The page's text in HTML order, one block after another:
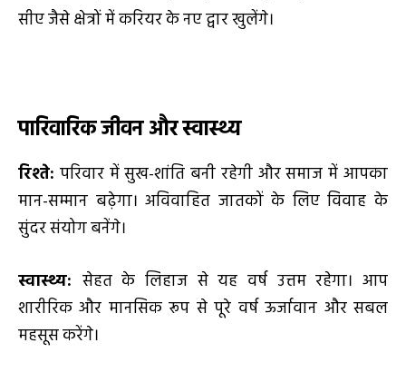
सीए जैसे क्षेत्रों में करियर के नए द्वार खुलेंगे।
पारिवारिक जीवन और स्वास्थ्य
रिश्ते: परिवार में सुख-शांति बनी रहेगी और समाज में आपका
मान-सम्मान बढ़ेगा। अविवाहित जातकों के लिए विवाह के
सुंदर संयोग बनेंगे।
स्वास्थ्य: सेहत के लिहाज से यह वर्ष उत्तम रहेगा। आप
शारीरिक और मानसिक रूप से पूरे वर्ष ऊर्जावान और सबल
महसूस करेंगे।